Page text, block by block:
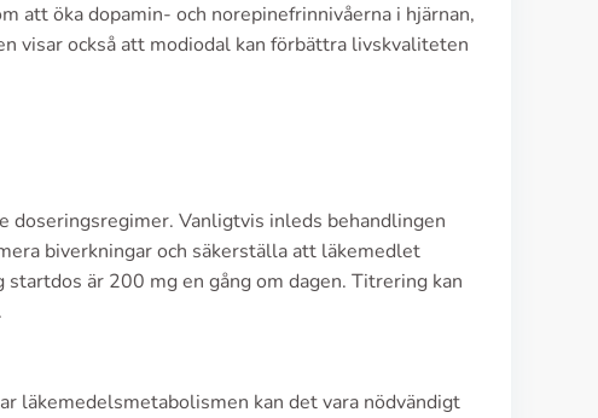
att öka dopamin- och norepinefrinnivåerna i hjärnan,
visar också att modiodal kan förbättra livskvaliteten
Vanligtvis inleds behandlingen
biverkningar och säkerställa att läkemedlet
är 200 mg en gång om dagen. Titrering kan
läkemedelsmetabolismen kan det vara nödvändigt